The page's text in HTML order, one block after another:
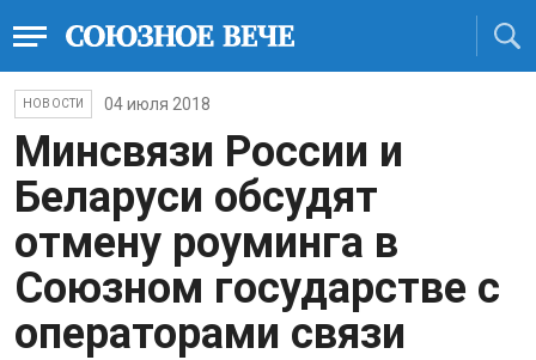
НОВОСТИ 04 июля 2018
Минсвязи России и
Беларуси обсудят
отмену роуминга в
Союзном государстве с
операторами связи